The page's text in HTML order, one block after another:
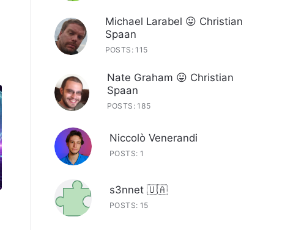
Michael Larabel 😛 Christian
Spaan
POSTS: 115
Nate Graham 😛 Christian
Spaan
POSTS: 185
Niccolò Venerandi
POSTS: 1
s3nnet 🇺🇦
POSTS: 15